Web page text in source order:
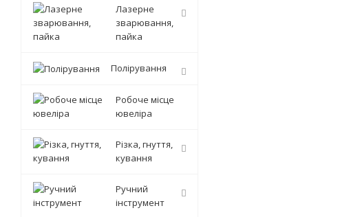
Лазерне
зварювання,
пайка
Полірування
Робоче місце
ювеліра
Різка, гнуття,
кування
Ручний
інструмент